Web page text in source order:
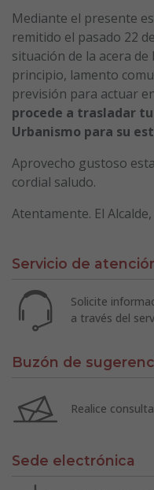
Mediante el presente
remitido el pasado 22
situación de la acera
principio, lamento
previsión para actuar
procede a trasladar
Urbanismo para su
Aprovecho gustoso
cordial saludo.
Atentamente. El
Servicio de
Solicite
a través del
Buzón de
Realice
Sede electrónica